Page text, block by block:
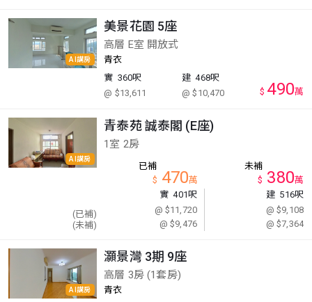
AI講房
美景花園 5座
高層 E室 開放式
青衣
實 360呎
@ $13,611
建 468呎
@ $10,470
$ 490萬
AI講房
(已補)
(未補)
青泰苑 誠泰閣 (E座)
1室 2房
實 401呎
@ $11,720
@ $9,476
建 516呎
@ $9,108
@ $7,364
已補
$ 470萬
未補
$ 380萬
AI講房
灝景灣 3期 9座
高層 3房 (1套房)
青衣